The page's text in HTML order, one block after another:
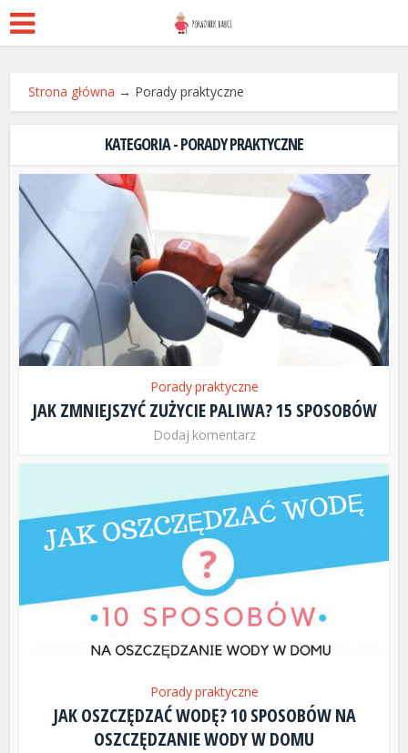
Strona główna → Porady praktyczne
KATEGORIA - PORADY PRAKTYCZNE
Porady praktyczne
JAK ZMNIEJSZYĆ ZUŻYCIE PALIWA? 15 SPOSOBÓW
Dodaj komentarz
Porady praktyczne
JAK OSZCZĘDZAĆ WODĘ? 10 SPOSOBÓW NA
OSZCZĘDZANIE WODY W DOMU